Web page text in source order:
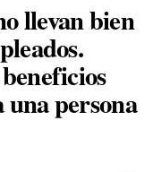
llevan bien
persona